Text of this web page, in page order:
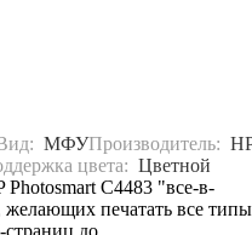
МФУПроизводитель:
цвета: Цветной
C4483 "все-в-
печатать все типы
до...